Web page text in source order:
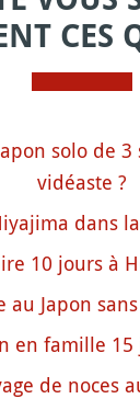
CES
solo de
vidéaste ?
dans
10 jours à
au Japon
en famille 15
de noces